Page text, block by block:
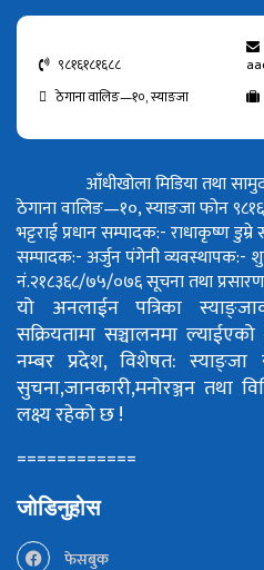
९८१६१८१६८८
ठेगाना वालिङ—१०, स्याङजा
आँधीखोला मिडिया तथा
ठेगाना वालिङ—१०, स्याङजा फोन
भट्टराईप्रधान सम्पादक:- राधाकृष्ण डुम्रे
सम्पादक:- अर्जुन पंगेनीव्यवस्थापक:-
नं.२१८३६८/७५/०७६सूचना तथा
यो अनलाईन पत्रिका
सक्रियतामा सञ्चालनमा ल्याईएको
नम्बर प्रदेश, विशेषत: स्याङ्जा
सुचना,जानकारी,मनोरञ्जन तथा
लक्ष्य रहेको छ !
============
जोडिनुहोस
फेसबुक